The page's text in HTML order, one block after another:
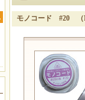
モノコード #20 （